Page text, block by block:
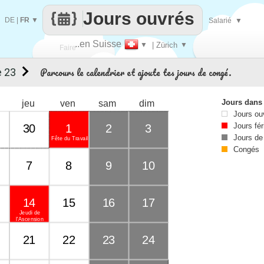
Faire..en Suisse ▼ | Zürich ▼
Jours ouvrés
DE FR ▼ Salarié ▼
Parcours le calendrier et ajoute tes jours de congé.
jeu ven sam dim
30
Fête du Travail
1 2 3
7 8 9 10
Jeudi de
l'Ascension
14 15 16 17
21 22 23 24
23
Jours
Jours
Jours
Jours
Congés